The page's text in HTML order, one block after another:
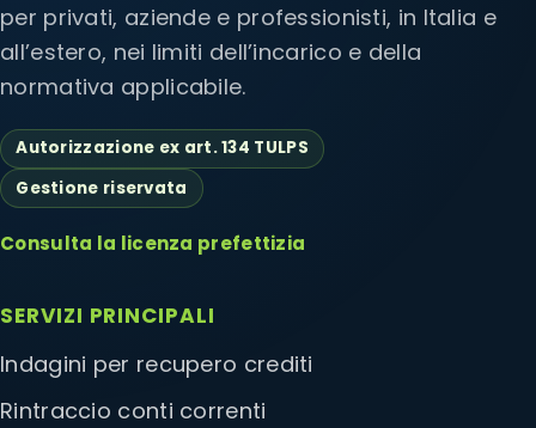
per privati, aziende e professionisti, in Italia e
all’estero, nei limiti dell’incarico e della
normativa applicabile.
Autorizzazione ex art. 134 TULPS
Gestione riservata
Consulta la licenza prefettizia
SERVIZI PRINCIPALI
Indagini per recupero crediti
Rintraccio conti correnti